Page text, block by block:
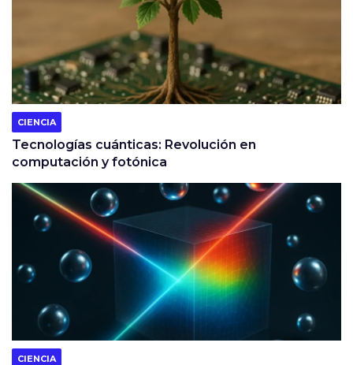
CIENCIA
Tecnologías cuánticas: Revolución en
computación y fotónica
CIENCIA